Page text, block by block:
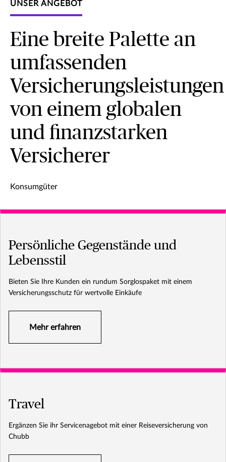
UNSER ANGEBOT
Eine breite Palette an
umfassenden
Versicherungsleistungen
von einem globalen
und finanzstarken
Versicherer
Konsumgüter
Persönliche Gegenstände und
Lebensstil
Bieten Sie Ihre Kunden ein rundum Sorglospaket mit einem
Versicherungsschutz für wertvolle Einkäufe
Mehr erfahren
Travel
Ergänzen Sie ihr Servicenagebot mit einer Reiseversicherung von
Chubb